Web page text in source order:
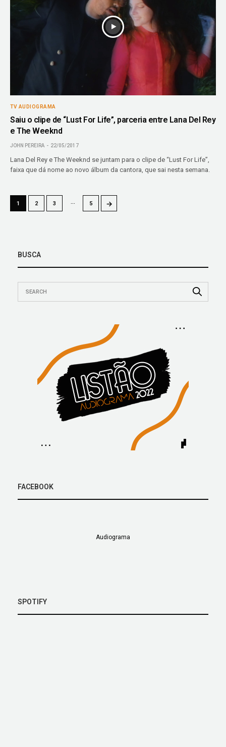
TV AUDIOGRAMA
Saiu o clipe de “Lust For Life”, parceria entre Lana Del Rey
e The Weeknd
JOHN PEREIRA 22/05/2017
Lana Del Rey e The Weeknd se juntam para o clipe de “Lust For Life”,
faixa que dá nome ao novo álbum da cantora, que sai nesta semana.
1 2 3 … 5 →
BUSCA
FACEBOOK
Audiograma
SPOTIFY